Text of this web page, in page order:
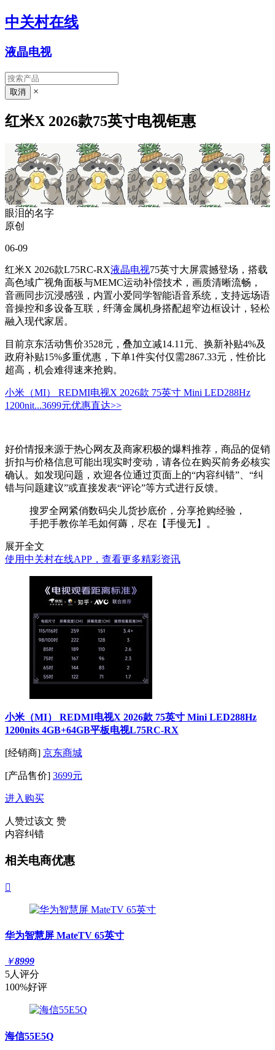
中关村在线
液晶电视
×
红米X 2026款75英寸电视钜惠
眼泪的名字
原创
06-09
红米X 2026款L75RC-RX液晶电视75英寸大屏震撼登场，搭载
高色域广视角面板与MEMC运动补偿技术，画质清晰流畅，
音画同步沉浸感强，内置小爱同学智能语音系统，支持远场语
音操控和多设备互联，纤薄金属机身搭配超窄边框设计，轻松
融入现代家居。
目前京东活动售价3528元，叠加立减14.11元、换新补贴4%及
政府补贴15%多重优惠，下单1件实付仅需2867.33元，性价比
超高，机会难得速来抢购。
小米（MI） REDMI电视X 2026款 75英寸 Mini LED288Hz
1200nit...3699元优惠直达>>
好价情报来源于热心网友及商家积极的爆料推荐，商品的促销
折扣与价格信息可能出现实时变动，请各位在购买前务必核实
确认。如发现问题，欢迎各位通过页面上的“内容纠错”、“纠
错与问题建议”或直接发表“评论”等方式进行反馈。
搜罗全网紧俏数码尖儿货抄底价，分享抢购经验，
手把手教你羊毛如何薅，尽在【手慢无】。
展开全文
使用中关村在线APP，查看更多精彩资讯
小米（MI） REDMI电视X 2026款 75英寸 Mini LED288Hz
1200nits 4GB+64GB平板电视L75RC-RX
[经销商] 京东商城
[产品售价] 3699元
进入购买
人赞过该文 赞
内容纠错
相关电商优惠

华为智慧屏 MateTV 65英寸
￥8999
5人评分
100%好评
海信55E5Q